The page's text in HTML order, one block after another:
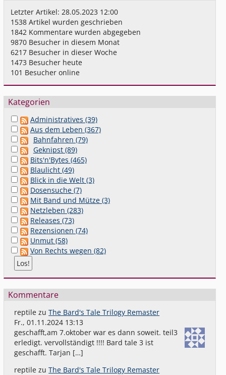
Letzter Artikel:28.05.2023 12:00
1538 Artikel wurden geschrieben
1842 Kommentare wurden abgegeben
9870 Besucher in diesem Monat
6217 Besucher in dieser Woche
1473 Besucher heute
101 Besucher online
Kategorien
Administratives (39)
Aus dem Leben (367)
Bahnfahren (79)
Geknipst (89)
Bits'n'Bytes (465)
Blaulicht (49)
Blick in die Welt (3)
Dosensuche (7)
Mit Band und Mütze (3)
Netzleben (283)
Releases (73)
Rezensionen (74)
Unmut (58)
Von Rechts wegen (82)
Kommentare
reptile zuThe Bard's Tale Trilogy Remaster
Fr., 01.11.2024 13:13
geschafft,am 7.oktober war es dann soweit. teil3
erledigt. vervollständigt !!!! Bard tale 3 ist
geschafft. Tarjan […]
reptile zuThe Bard's Tale Trilogy Remaster